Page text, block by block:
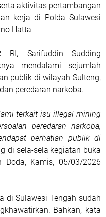
aktivitas pertambangan
kerja di Polda Sulawesi
Hatta
Sarifuddin Sudding
mendalami sejumlah
publik di wilayah Sulteng,
peredaran narkoba.
terkait isu illegal mining
peredaran narkoba,
perhatian publik di
di sela-sela kegiatan buka
Kamis, 05/03/2026
di Sulawesi Tengah sudah
Bahkan, kata